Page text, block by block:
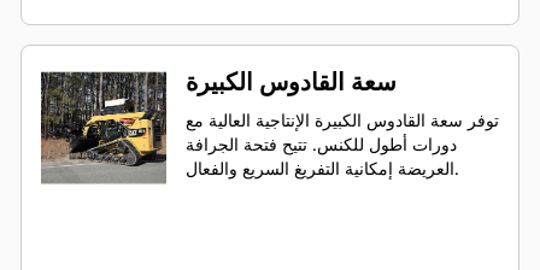
سعة القادوس الكبيرة
توفر سعة القادوس الكبيرة الإنتاجية العالية مع
دورات أطول للكنس. تتيح فتحة الجرافة
العريضة إمكانية التفريغ السريع والفعال.